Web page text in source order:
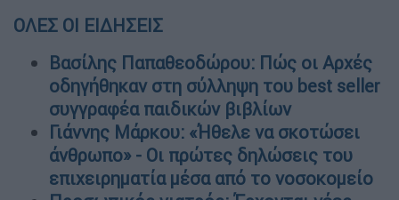
ΟΛΕΣ ΟΙ ΕΙΔΗΣΕΙΣ
Βασίλης Παπαθεοδώρου: Πώς οι Αρχές
οδηγήθηκαν στη σύλληψη του best seller
συγγραφέα παιδικών βιβλίων
Γιάννης Μάρκου: «Ήθελε να σκοτώσει
άνθρωπο» - Οι πρώτες δηλώσεις του
επιχειρηματία μέσα από το νοσοκομείο